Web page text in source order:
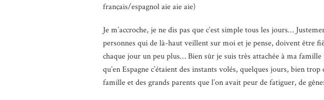
français/espagnol aie aie aie)
Je m’accroche, je ne dis pas que c’est simple tous les jours…
personnes qui de là-haut veillent sur moi et je pense, doivent être
chaque jour un peu plus… Bien sûr je suis très attachée à ma
qu’en Espagne c’étaient des instants volés, quelques jours, bien
famille et des grands parents que l’on avait peur de fatiguer, de